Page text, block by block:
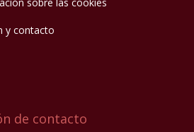
y contacto
de contacto